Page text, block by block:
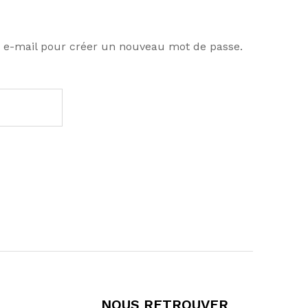
mail pour créer un nouveau mot de passe.
NOUS RETROUVER